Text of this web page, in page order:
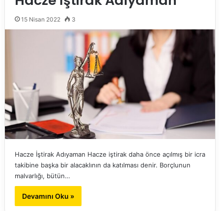
15 Nisan 2022 3
Hacze İştirak Adıyaman Hacze iştirak daha önce açılmış bir icra
takibine başka bir alacaklının da katılması denir. Borçlunun
malvarlığı, bütün…
Devamını Oku »